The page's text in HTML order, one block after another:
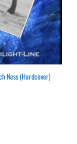
Ness (Hardcover)